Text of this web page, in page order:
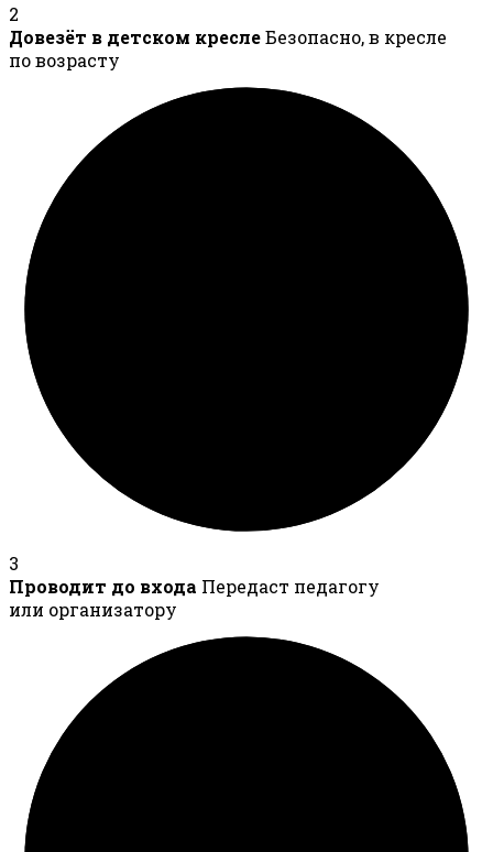
2
Довезёт в детском креслеБезопасно, в кресле
по возрасту
3
Проводит до входа Передаст педагогу
или организатору